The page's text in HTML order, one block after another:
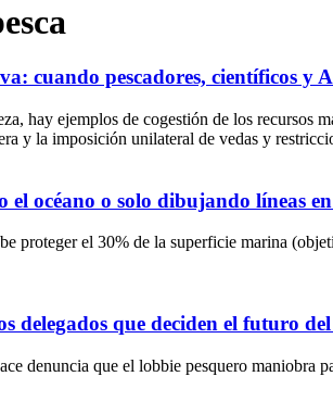
cuando pescadores, científicos y
hay ejemplos de cogestión de los recursos
y la imposición unilateral de vedas y
el océano o solo dibujando líneas
proteger el 30% de la superficie marina
delegados que deciden el futuro
denuncia que el lobbie pesquero maniobra